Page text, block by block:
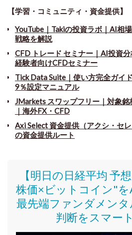
【学習・コミュニティ・資金提供】
YouTube｜Takiの投資ラボ｜AI相
戦略を解説
CFD トレード セミナー ｜ AI投資
経験者向けCFDセミナー
Tick Data Suite ｜ 使い方完全ガイ
9％設定マニュアル
JMarkets スワップフリー ｜ 対象銘
｜海外FX・CFD
Axi Select 資金提供（アクシ・セ
の資金提供ルート
【明日の日経平均 予
株価×ビットコイン"を
最先端ファンダメン
判断をスマー